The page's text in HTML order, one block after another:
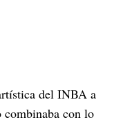
del INBA a
combinaba con lo